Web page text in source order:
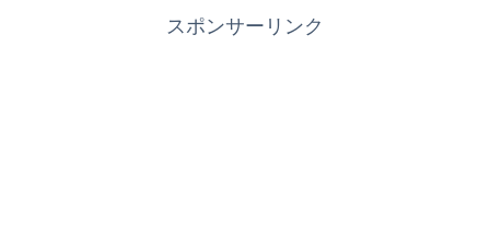
スポンサーリンク